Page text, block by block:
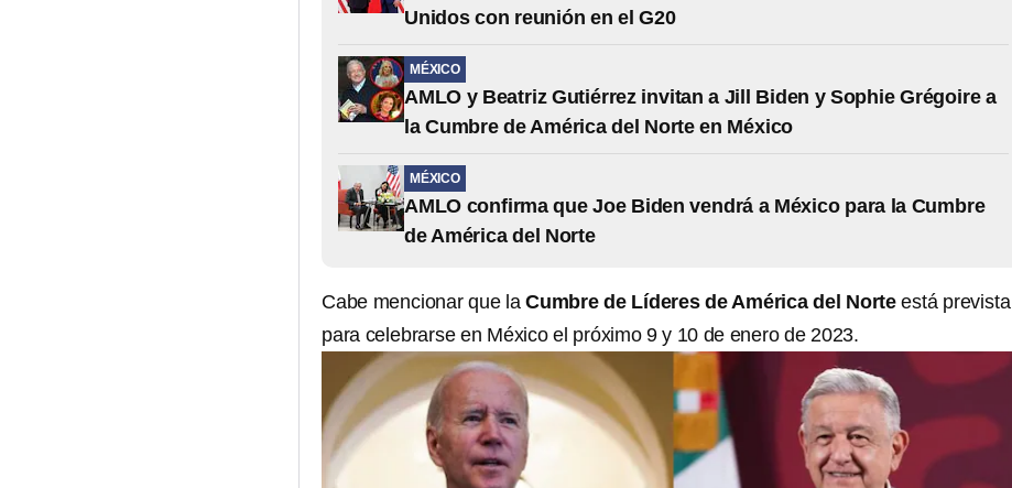
Unidos con reunión en el G20
MÉXICO
AMLO y Beatriz Gutiérrez invitan a Jill Biden y Sophie Grégoire a
la Cumbre de América del Norte en México
MÉXICO
AMLO confirma que Joe Biden vendrá a México para la Cumbre
de América del Norte
Cabe mencionar que la Cumbre de Líderes de América del Norteestá prevista
para celebrarse en México el próximo 9 y 10 de enero de 2023.